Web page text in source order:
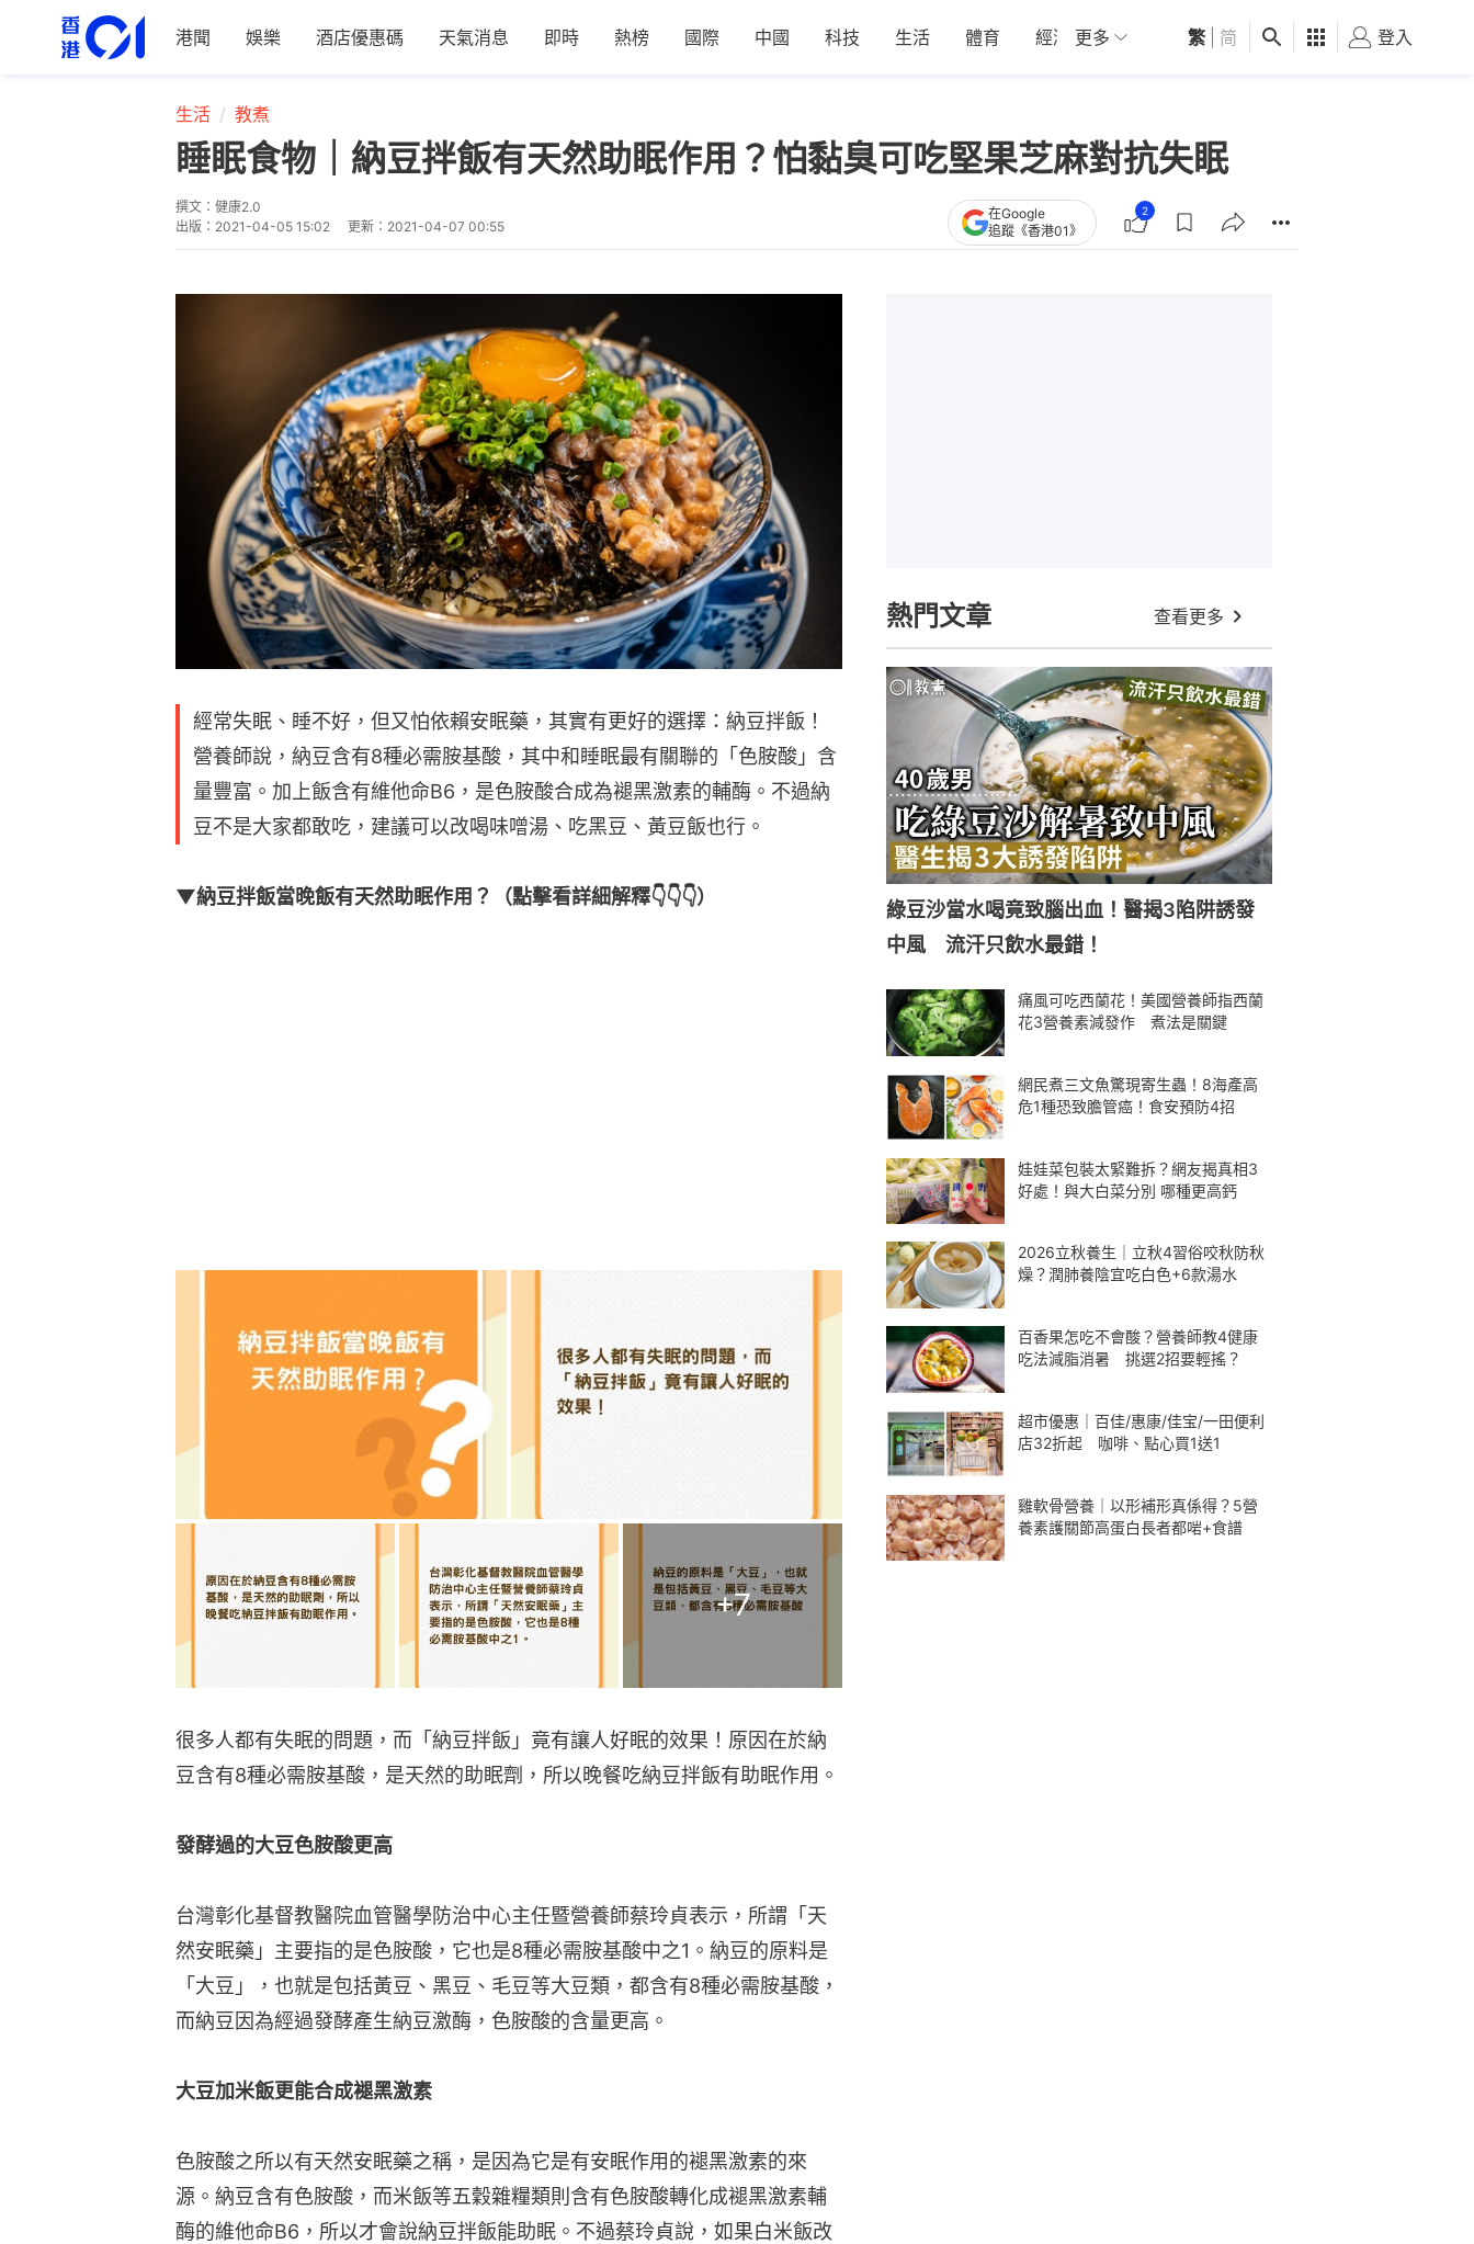
港聞 娛樂 酒店優惠碼 天氣消息 即時 熱榜 國際 中國 科技 生活 體育 經濟 01深圳 觀點 健康 好食玩飛
更多 繁 简 登入
生活 教煮
睡眠食物｜納豆拌飯有天然助眠作用？怕黏臭可吃堅果芝麻對抗失眠
撰文： 健康2.0
出版： 2021-04-05 15:02 更新： 2021-04-07 00:55
在Google
追蹤《香港01》
2
經常失眠、睡不好，但又怕依賴安眠藥，其實有更好的選擇：納豆拌飯！
營養師說，納豆含有8種必需胺基酸，其中和睡眠最有關聯的「色胺酸」含
量豐富。加上飯含有維他命B6，是色胺酸合成為褪黑激素的輔酶。不過納
豆不是大家都敢吃，建議可以改喝味噌湯、吃黑豆、黃豆飯也行。
▼納豆拌飯當晚飯有天然助眠作用？（點擊看詳細解釋👇👇👇）
+7
很多人都有失眠的問題，而「納豆拌飯」竟有讓人好眠的效果！原因在於納
豆含有8種必需胺基酸，是天然的助眠劑，所以晚餐吃納豆拌飯有助眠作用。
發酵過的大豆色胺酸更高
台灣彰化基督教醫院血管醫學防治中心主任暨營養師蔡玲貞表示，所謂「天
然安眠藥」主要指的是色胺酸，它也是8種必需胺基酸中之1。納豆的原料是
「大豆」，也就是包括黃豆、黑豆、毛豆等大豆類，都含有8種必需胺基酸，
而納豆因為經過發酵產生納豆激酶，色胺酸的含量更高。
大豆加米飯更能合成褪黑激素
色胺酸之所以有天然安眠藥之稱，是因為它是有安眠作用的褪黑激素的來
源。納豆含有色胺酸，而米飯等五穀雜糧類則含有色胺酸轉化成褪黑激素輔
酶的維他命B6，所以才會說納豆拌飯能助眠。不過蔡玲貞說，如果白米飯改
熱門文章 查看更多
綠豆沙當水喝竟致腦出血！醫揭3陷阱誘發
中風 流汗只飲水最錯！
痛風可吃西蘭花！美國營養師指西蘭
花3營養素減發作 煮法是關鍵
網民煮三文魚驚現寄生蟲！8海產高
危1種恐致膽管癌！食安預防4招
娃娃菜包裝太緊難拆？網友揭真相3
好處！與大白菜分別 哪種更高鈣
2026立秋養生｜立秋4習俗咬秋防秋
燥？潤肺養陰宜吃白色+6款湯水
百香果怎吃不會酸？營養師教4健康
吃法減脂消暑 挑選2招要輕搖？
超市優惠｜百佳/惠康/佳宝/一田便利
店32折起 咖啡、點心買1送1
雞軟骨營養｜以形補形真係得？5營
養素護關節高蛋白長者都啱+食譜